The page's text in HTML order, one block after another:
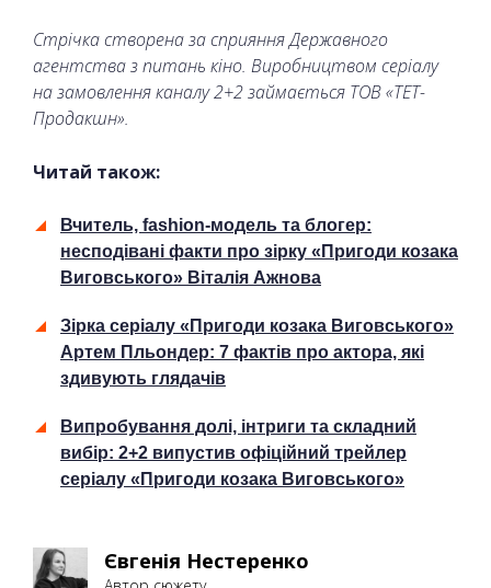
Стрічка створена за сприяння Державного
агентства з питань кіно. Виробництвом серіалу
на замовлення каналу 2+2 займається ТОВ «ТЕТ-
Продакшн».
Читай також:
Вчитель, fashion-модель та блогер:
несподівані факти про зірку «Пригоди козака
Виговського» Віталія Ажнова
Зірка серіалу «Пригоди козака Виговського»
Артем Пльондер: 7 фактів про актора, які
здивують глядачів
Випробування долі, інтриги та складний
вибір: 2+2 випустив офіційний трейлер
серіалу «Пригоди козака Виговського»
Євгенія Нестеренко